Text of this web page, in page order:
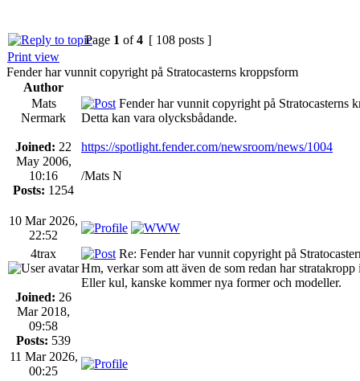
Page 1 of4 [ 108 posts ]
Print view
Fender har vunnit copyright på Stratocasterns kroppsform
Author
Mats
Nermark
Joined: 22
May 2006,
10:16
Posts: 1254
Fender har vunnit copyright på Stratocasterns
Detta kan vara olycksbådande.
https://spotlight.fender.com/newsroom/news/1004
/Mats N
10 Mar 2026,
22:52
4trax
Joined: 26
Mar 2018,
09:58
Posts: 539
Re: Fender har vunnit copyright på
Hm, verkar som att även de som redan har
Eller kul, kanske kommer nya former och modeller.
11 Mar 2026,
00:25